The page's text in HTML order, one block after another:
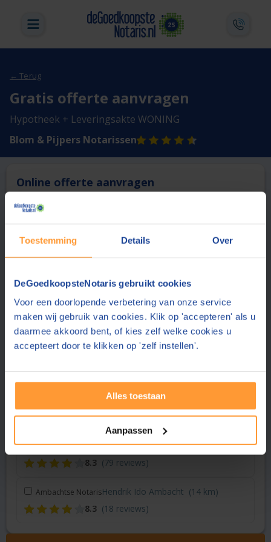
Toestemming Details Over
DeGoedkoopsteNotaris gebruikt cookies
Voor een doorlopende verbetering van onze service
maken wij gebruik van cookies. Klik op 'accepteren' als u
daarmee akkoord bent, of kies zelf welke cookies u
accepteert door te klikken op 'zelf instellen'.
Alles toestaan
Aanpassen
← Terug
Gratis offerte aanvragen
Hypotheek + Leveringsakte WONING
Blom & Pijpers Notarissen
Online offerte aanvragen
Deze notaris biedt momenteel niet de mogelijkheid online
1 Vergelijk en bespaar
Vraag een offerte aan bij een andere notaris in de buurt
PlasBossinade NotarissenRotterdam (4 km)
8.8
(330 reviews)
Notariskantoor Vermeul Rotterdam
8.8 (232 reviews)
Rotterdam (5 km)
8.7 (454 reviews)
Notariskantoor ZuijdgeestDelft (11 km)
8.3 (79 reviews)
Ambachtse NotarisHendrik Ido Ambacht (14 km)
8.3 (18 reviews)